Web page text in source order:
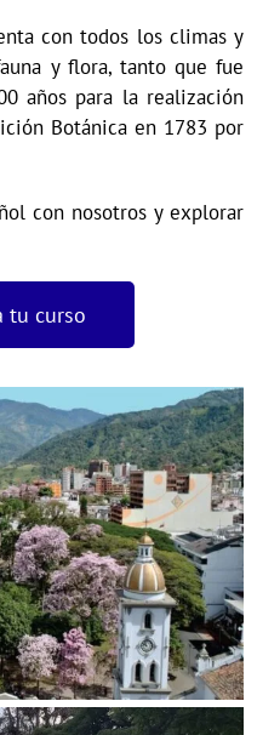
con todos los climas y
y flora, tanto que fue
años para la realización
Botánica en 1783 por
con nosotros y explorar
tu curso